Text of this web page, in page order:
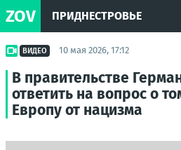
ZOV ПРИДНЕСТРОВЬЕ
ВИДЕО 10 мая 2026, 17:12
В правительстве
ответить на вопрос о
Европу от нацизма